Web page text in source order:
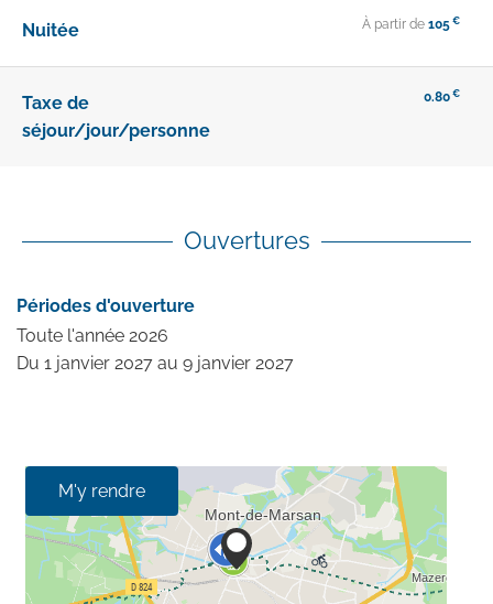
Nuitée À partir de 105 €
Taxe de
séjour/jour/personne
0.80 €
Ouvertures
Périodes d'ouverture
Toute l'année 2026
Du 1 janvier 2027 au 9 janvier 2027
M'y rendre